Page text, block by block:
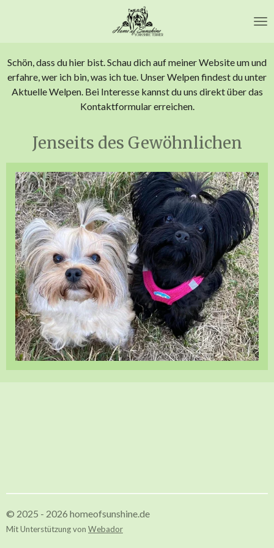
Schön, dass du hier bist. Schau dich auf meiner Website um und
erfahre, wer ich bin, was ich tue. Unser Welpen findest du unter
Aktuelle Welpen. Bei Interesse kannst du uns direkt über das
Kontaktformular erreichen.
Jenseits des Gewöhnlichen
© 2025 - 2026 homeofsunshine.de
Mit Unterstützung von Webador